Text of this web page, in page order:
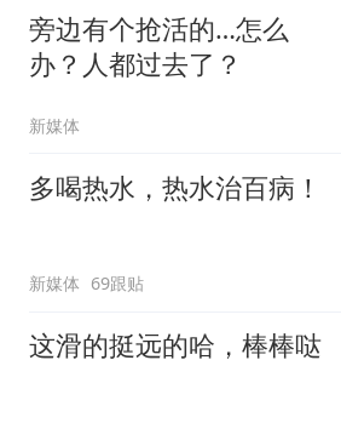
旁边有个抢活的…怎么
办？人都过去了？
新媒体
多喝热水，热水治百病！
新媒体 69跟贴
这滑的挺远的哈，棒棒哒